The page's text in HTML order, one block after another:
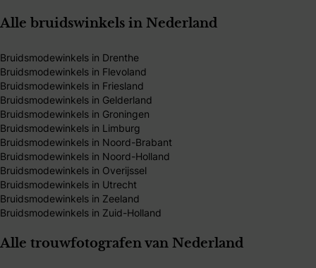
Alle bruidswinkels in Nederland
Bruidsmodewinkels in Drenthe
Bruidsmodewinkels in Flevoland
Bruidsmodewinkels in Friesland
Bruidsmodewinkels in Gelderland
Bruidsmodewinkels in Groningen
Bruidsmodewinkels in Limburg
Bruidsmodewinkels in Noord-Brabant
Bruidsmodewinkels in Noord-Holland
Bruidsmodewinkels in Overijssel
Bruidsmodewinkels in Utrecht
Bruidsmodewinkels in Zeeland
Bruidsmodewinkels in Zuid-Holland
Alle trouwfotografen van Nederland